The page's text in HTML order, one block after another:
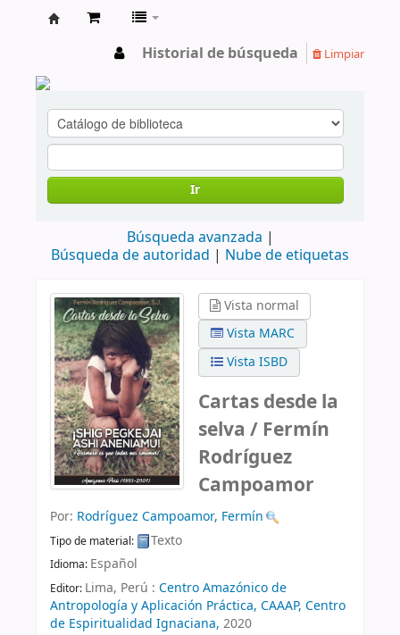
Historial de búsqueda Limpiar
Ir
Búsqueda avanzada
Búsqueda de autoridad
Nube de etiquetas
Vista normal
Vista MARC
Vista ISBD
Cartas desde la
selva / Fermín
Rodríguez
Campoamor
Por: Rodríguez Campoamor, Fermín
Tipo de material: Texto
Idioma: Español
Editor: Lima, Perú : Centro Amazónico de
Antropología y Aplicación Práctica, CAAAP, Centro
de Espiritualidad Ignaciana, 2020